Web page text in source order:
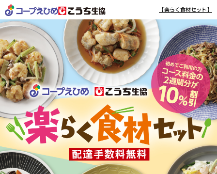
【楽らく食材セット】